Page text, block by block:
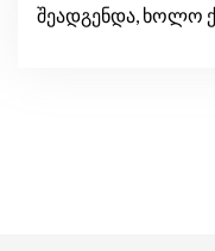
შეადგენდა, ხოლო